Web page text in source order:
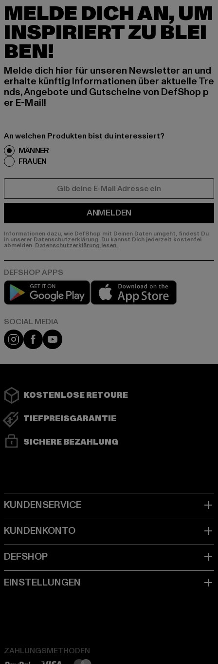
MELDE DICH AN, UM
INSPIRIERT ZU BLEI
BEN!
Melde dich hier für unseren Newsletter an und
erhalte künftig Informationen über aktuelle Tre
nds, Angebote und Gutscheine von DefShop p
er E-Mail!
An welchen Produkten bist du interessiert?
MÄNNER
FRAUEN
ANMELDEN
Informationen dazu, wie DefShop mit Deinen Daten umgeht, findest Du
in unserer Datenschutzerklärung. Du kannst Dich jederzeit kostenfei
abmelden. Datenschutzerklärung lesen.
Play market
Instagram
FacebookYouTube
KOSTENLOSE RETOURE
TIEFPREISGARANTIE
SICHERE BEZAHLUNG
ZAHLUNGSMETHODEN